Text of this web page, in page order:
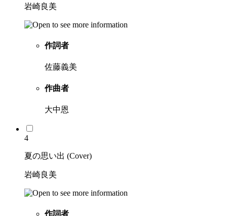
岩崎良美
作詞者
佐藤義美
作曲者
大中恩
4
夏の思い出 (Cover)
岩崎良美
作詞者